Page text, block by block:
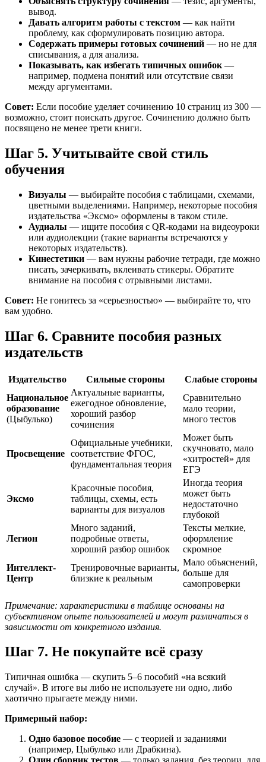
вывод.
Давать алгоритм работы с текстом — как найти
проблему, как сформулировать позицию автора.
Содержать примеры готовых сочинений — но не для
списывания, а для анализа.
Показывать, как избегать типичных ошибок —
например, подмена понятий или отсутствие связи
между аргументами.
Совет: Если пособие уделяет сочинению 10 страниц из 300 —
возможно, стоит поискать другое. Сочинению должно быть
посвящено не менее трети книги.
Шаг 5. Учитывайте свой стиль
обучения
Визуалы — выбирайте пособия с таблицами, схемами,
цветными выделениями. Например, некоторые пособия
издательства «Эксмо» оформлены в таком стиле.
Аудиалы — ищите пособия с QR-кодами на видеоуроки
или аудиолекции (такие варианты встречаются у
некоторых издательств).
Кинестетики — вам нужны рабочие тетради, где можно
писать, зачеркивать, вклеивать стикеры. Обратите
внимание на пособия с отрывными листами.
Совет: Не гонитесь за «серьезностью» — выбирайте то, что
вам удобно.
Шаг 6. Сравните пособия разных
издательств
Издательство Сильные стороны
Слабые стороны
Национальное
образование
(Цыбулько)
Актуальные варианты,
ежегодное обновление,
хороший разбор
сочинения
Сравнительно
мало теории,
много тестов
Просвещение
Официальные учебники,
соответствие ФГОС,
фундаментальная теория
Может быть
скучновато, мало
«хитростей» для
ЕГЭ
Эксмо
Красочные пособия,
таблицы, схемы, есть
варианты для визуалов
Иногда теория
может быть
недостаточно
глубокой
Легион
Много заданий,
подробные ответы,
хороший разбор ошибок
Тексты мелкие,
оформление
скромное
Интеллект-
Центр
Тренировочные варианты,
близкие к реальным
Мало объяснений,
больше для
самопроверки
Примечание: характеристики в таблице основаны на
субъективном опыте пользователей и могут различаться в
зависимости от конкретного издания.
Шаг 7. Не покупайте всё сразу
Типичная ошибка — скупить 5–6 пособий «на всякий
случай». В итоге вы либо не используете ни одно, либо
хаотично прыгаете между ними.
Примерный набор:
Одно базовое пособие — с теорией и заданиями
(например, Цыбулько или Драбкина).